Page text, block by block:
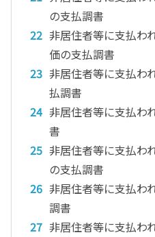
の支払調書
非居住者等に支払わ
価の支払調書
非居住者等に支払わ
払調書
非居住者等に支払わ
書
非居住者等に支払わ
の支払調書
非居住者等に支払わ
調書
非居住者等に支払わ